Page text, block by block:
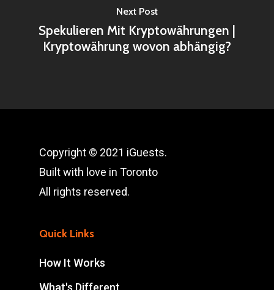
Next Post
Spekulieren Mit Kryptowährungen |
Kryptowährung wovon abhängig?
Copyright © 2021 iGuests.
Built with love in Toronto
All rights reserved.
Quick Links
How It Works
What's Different